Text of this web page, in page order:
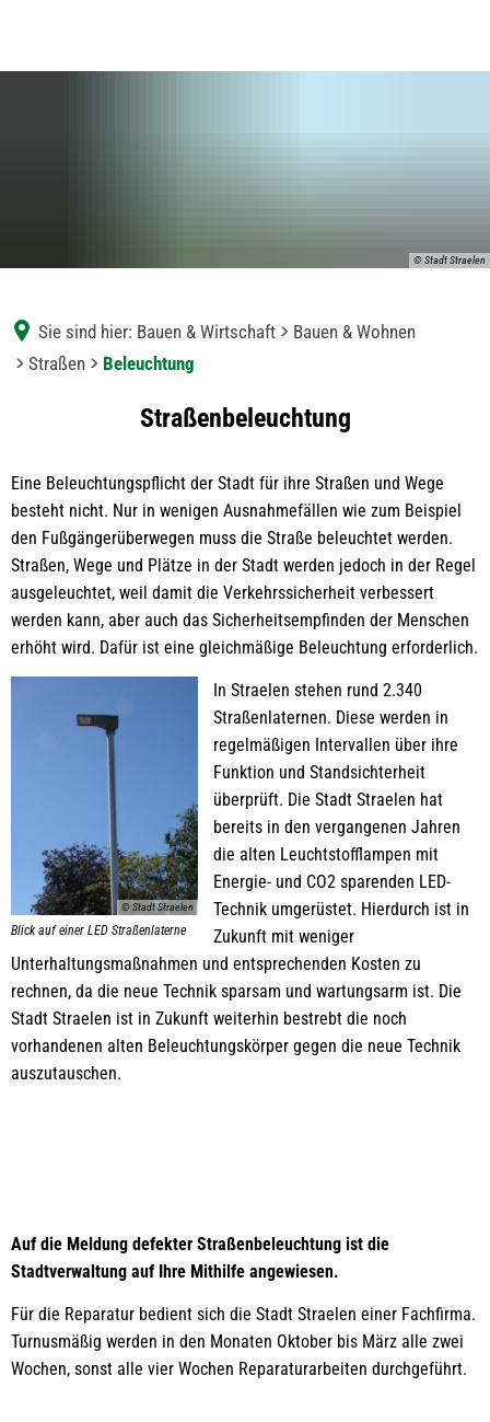
© Stadt Straelen
Sie sind hier: Bauen & Wirtschaft
Bauen & Wohnen
Straßen
Beleuchtung
Straßenbeleuchtung
Eine Beleuchtungspflicht der Stadt für ihre Straßen und Wege
besteht nicht. Nur in wenigen Ausnahmefällen wie zum Beispiel
den Fußgängerüberwegen muss die Straße beleuchtet werden.
Straßen, Wege und Plätze in der Stadt werden jedoch in der Regel
ausgeleuchtet, weil damit die Verkehrssicherheit verbessert
werden kann, aber auch das Sicherheitsempfinden der Menschen
erhöht wird. Dafür ist eine gleichmäßige Beleuchtung erforderlich.
© Stadt Straelen
Blick auf einer LED Straßenlaterne
In Straelen stehen rund 2.340
Straßenlaternen. Diese werden in
regelmäßigen Intervallen über ihre
Funktion und Standsichterheit
überprüft. Die Stadt Straelen hat
bereits in den vergangenen Jahren
die alten Leuchtstofflampen mit
Energie- und CO2 sparenden LED-
Technik umgerüstet. Hierdurch ist in
Zukunft mit weniger
Unterhaltungsmaßnahmen und entsprechenden Kosten zu
rechnen, da die neue Technik sparsam und wartungsarm ist. Die
Stadt Straelen ist in Zukunft weiterhin bestrebt die noch
vorhandenen alten Beleuchtungskörper gegen die neue Technik
auszutauschen.
Auf die Meldung defekter Straßenbeleuchtung ist die
Stadtverwaltung auf Ihre Mithilfe angewiesen.
Für die Reparatur bedient sich die Stadt Straelen einer Fachfirma.
Turnusmäßig werden in den Monaten Oktober bis März alle zwei
Wochen, sonst alle vier Wochen Reparaturarbeiten durchgeführt.